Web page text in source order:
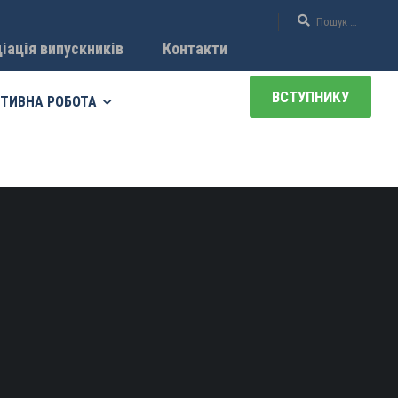
випускників Контакти
РОБОТА ВСТУПНИКУ